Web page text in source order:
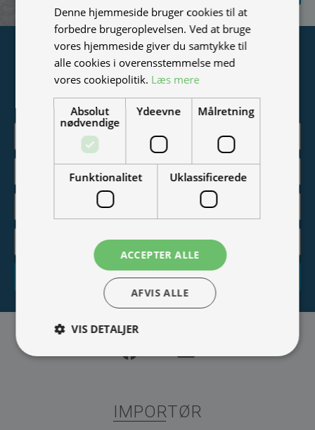
Tilmeld nyhedsmail
Vær blandt de første til at modtage info om nye produkter,
tilbud, events og udstillinger.
Tilmeld
IMPORTØR
Denne hjemmeside bruger cookies til at
forbedre brugeroplevelsen. Ved at bruge
vores hjemmeside giver du samtykke til
alle cookies i overensstemmelse med
vores cookiepolitik. Læs mere
Absolut
nødvendige
Ydeevne Målretning
Funktionalitet Uklassificerede
ACCEPTER ALLE
AFVIS ALLE
VIS DETALJER